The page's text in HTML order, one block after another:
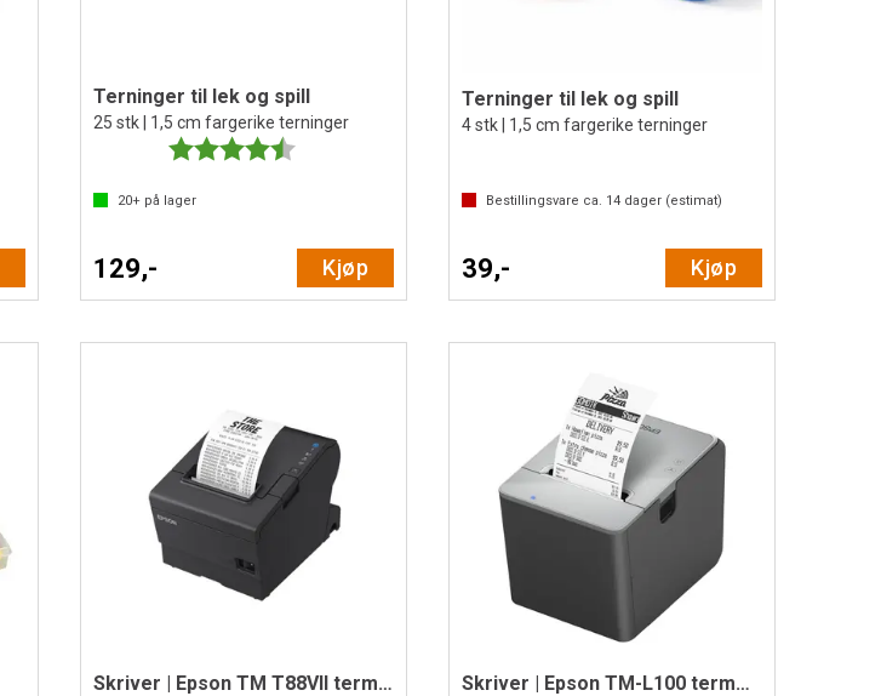
Terninger til lek og spill
25 stk | 1,5 cm fargerike terninger
Karakter:
20+ på lager
129,- Kjøp
Terninger til lek og spill
4 stk | 1,5 cm fargerike terninger
Bestillingsvare ca. 14 dager (estimat)
39,- Kjøp
Skriver | Epson TM T88VII termoskriver Skriver | Epson TM-L100 termoskriver